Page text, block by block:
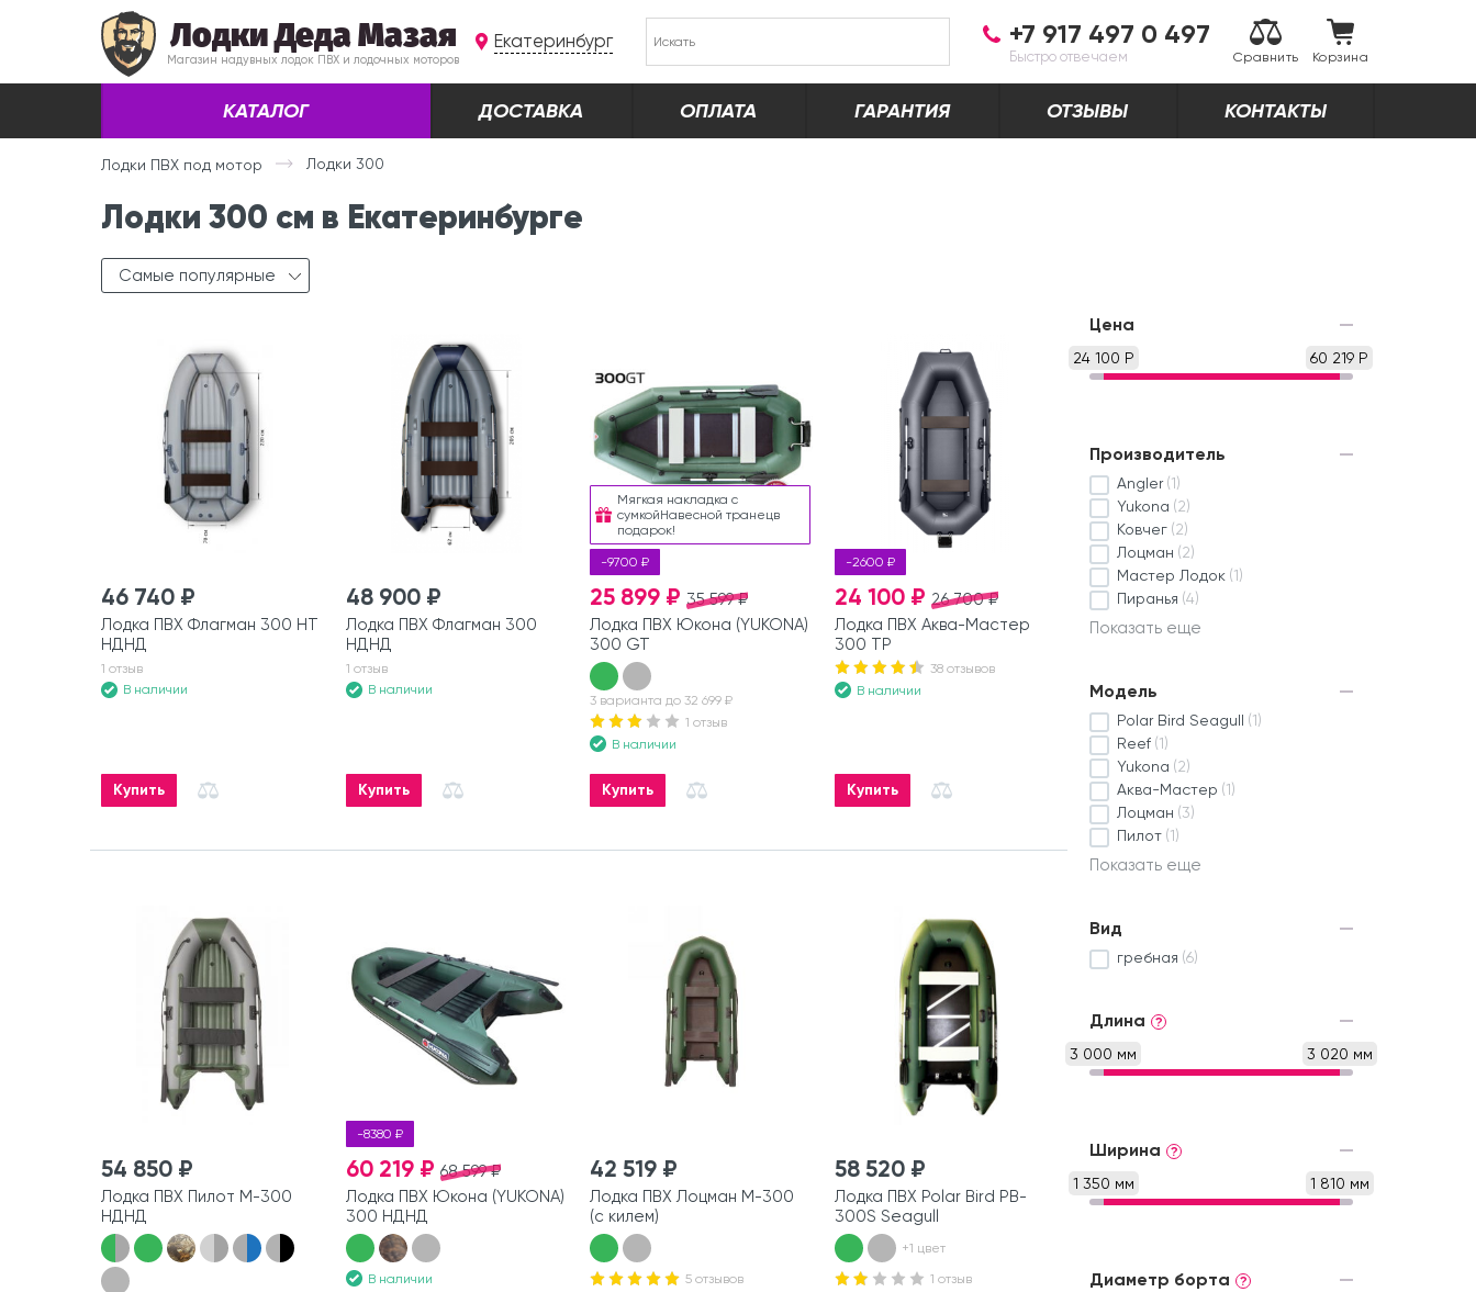
Лодки Деда Мазая
Магазин надувных лодок ПВХ и лодочных моторов
Екатеринбург +7 917 497 0 497
Быстро отвечаем Сравнить Корзина
КАТАЛОГ ДОСТАВКА ОПЛАТА ГАРАНТИЯ ОТЗЫВЫ КОНТАКТЫ
Лодки ПВХ под мотор Лодки 300
Лодки 300 см в Екатеринбурге
Самые популярные
46 740 ₽
Лодка ПВХ Флагман 300 HT
НДНД
1 отзыв
В наличии
Купить
48 900 ₽
Лодка ПВХ Флагман 300
НДНД
1 отзыв
В наличии
Купить
Мягкая накладка с
сумкойНавесной транецв
подарок!
-9700 ₽
35 599 ₽
25 899 ₽
Лодка ПВХ Юкона (YUKONA)
300 GT
3 варианта до 32 699 ₽
1 отзыв
В наличии
Купить
-2600 ₽
26 700 ₽
24 100 ₽
Лодка ПВХ Аква-Мастер
300 ТР
38 отзывов
В наличии
Купить
54 850 ₽
Лодка ПВХ Пилот М-300
НДНД
-8380 ₽
68 599 ₽
60 219 ₽
Лодка ПВХ Юкона (YUKONA)
300 НДНД
В наличии
42 519 ₽
Лодка ПВХ Лоцман М-300
(с килем)
5 отзывов
58 520 ₽
Лодка ПВХ Polar Bird PB-
300S Seagull
+1 цвет
1 отзыв
Цена
24 100 Р 60 219 Р
Производитель
Angler (1)
Yukona (2)
Ковчег (2)
Лоцман (2)
Мастер Лодок (1)
Пиранья (4)
Показать еще
Модель
Polar Bird Seagull (1)
Reef (1)
Yukona (2)
Аква-Мастер (1)
Лоцман (3)
Пилот (1)
Показать еще
Вид
гребная (6)
Длина ?
3 000 мм 3 020 мм
Ширина ?
1 350 мм 1 810 мм
Диаметр борта ?